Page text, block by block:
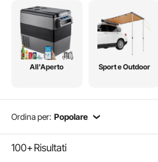
All'Aperto Sport e Outdoor
Ordina per: Popolare
100+Risultati